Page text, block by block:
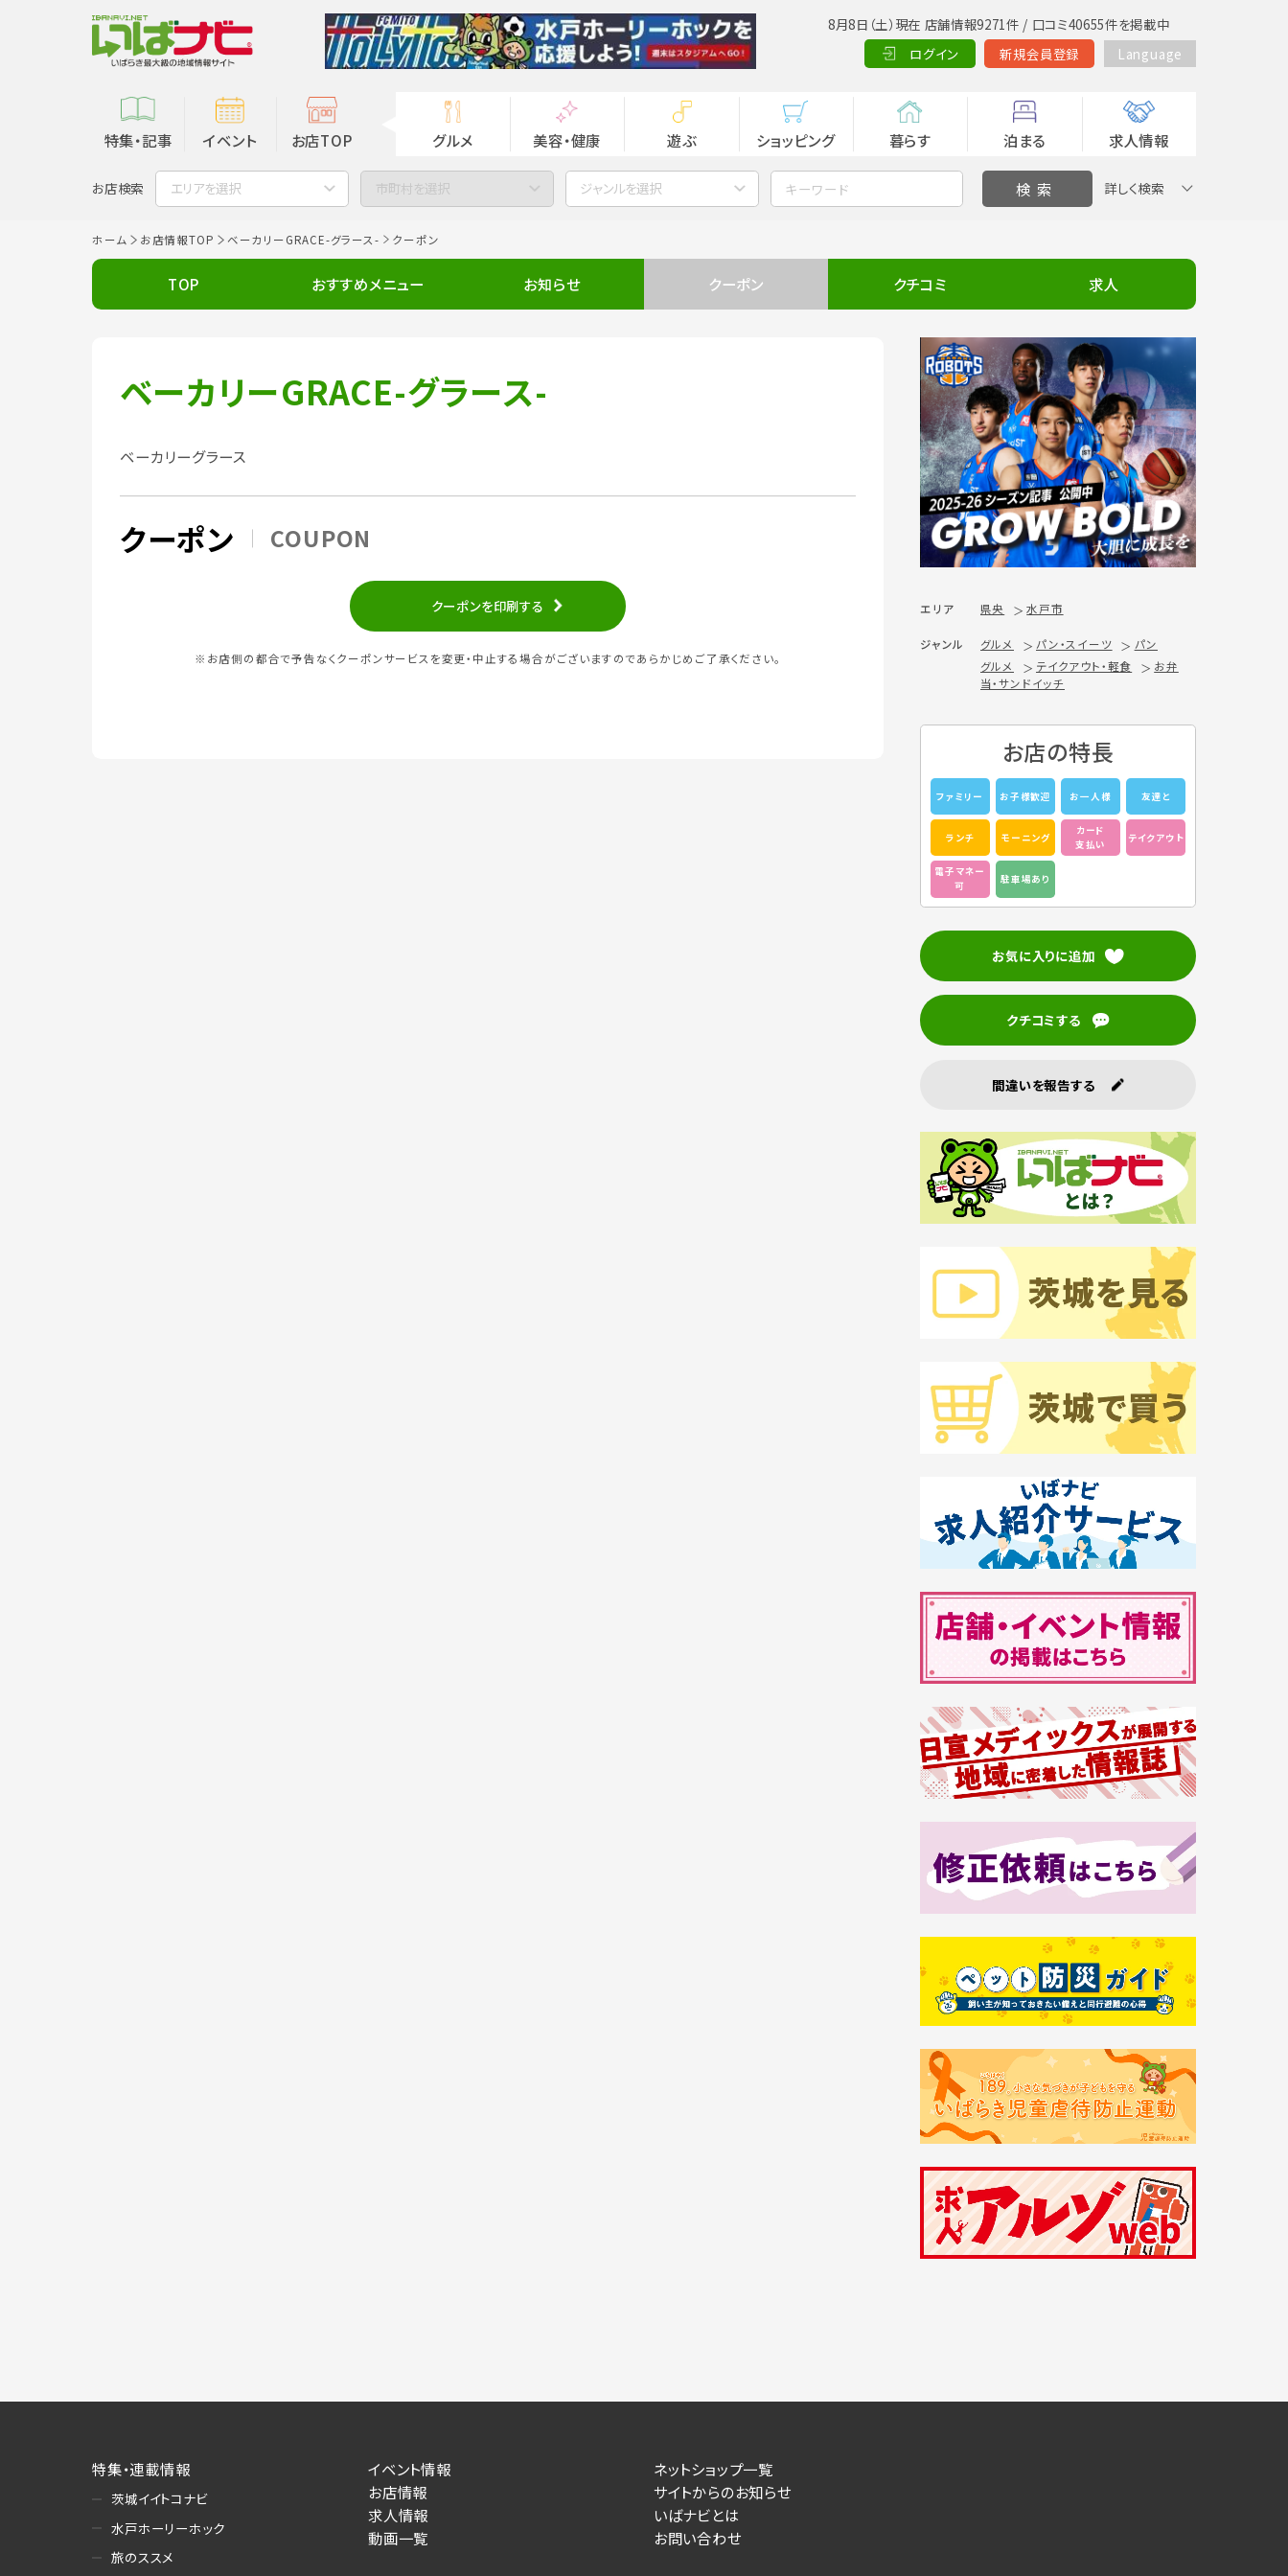
8月8日（土）現在 店舗情報9271件 / 口コミ40655件を掲載中
ログイン
新規会員登録 Language
特集・記事 イベント お店TOP グルメ 美容・健康 遊ぶ ショッピング 暮らす 泊まる 求人情報
お店検索 エリアを選択 市町村を選択 ジャンルを選択 詳しく検索
ホーム お店情報TOP ベーカリーGRACE-グラース- クーポン
TOP おすすめメニュー お知らせ クーポン クチコミ 求人
ベーカリーGRACE-グラース-
ベーカリーグラース
クーポン COUPON
クーポンを印刷する
※お店側の都合で予告なくクーポンサービスを変更・中止する場合がございますのであらかじめご了承ください。
エリア 県央 水戸市
ジャンル グルメ パン・スイーツ
パン
グルメ
テイクアウト・軽食
お弁
当・サンドイッチ
お店の特長
ファミリー お子様歓迎 お一人様 友達と
ランチ モーニング
カード
支払い
テイクアウト
電子マネー
可
駐車場あり
お気に入りに追加
クチコミする
間違いを報告する
特集・連載情報
茨城イイトコナビ
水戸ホーリーホック
旅のススメ
イベント情報
お店情報
求人情報
動画一覧
ネットショップ一覧
サイトからのお知らせ
いばナビとは
お問い合わせ